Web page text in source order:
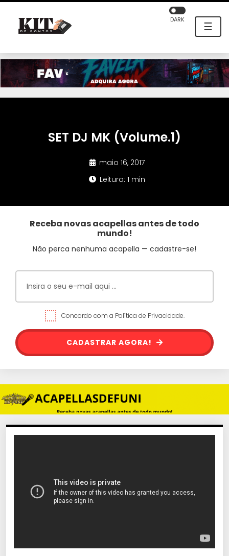
☰
DARK
SET DJ MK (Volume.1)
maio 16, 2017
Leitura: 1 min
Receba novas acapellas antes de todo
mundo!
Não perca nenhuma acapella — cadastre-se!
Concordo com a Política de Privacidade.
CADASTRAR AGORA!